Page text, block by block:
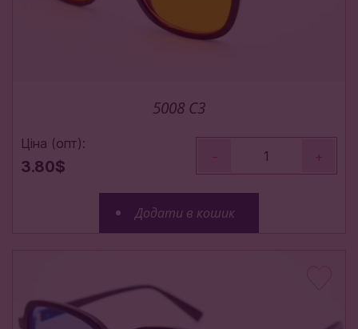
5008 C3
Ціна (опт):
3.80$
- +
Додати в кошик